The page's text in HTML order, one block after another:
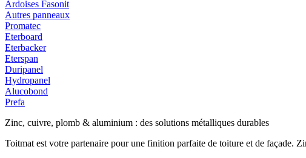
Ardoises Fasonit
Autres panneaux
Promatec
Eterboard
Eterbacker
Eterspan
Duripanel
Hydropanel
Alucobond
Prefa
Zinc, cuivre, plomb & aluminium : des solutions métalliques durables
Toitmat est votre partenaire pour une finition parfaite de toiture et de façade.